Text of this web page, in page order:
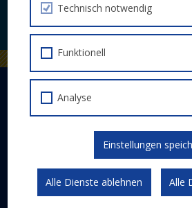
JETZT
DER EUROPÄISCHE SOZIALFONDS PLUS
Abwicklung
Gesetzlicher Rahmen
Kommunikation und Publizität
Technisch notwendig
Funktionell
Analyse
Einstellungen
Alle Dienste ablehnen Alle